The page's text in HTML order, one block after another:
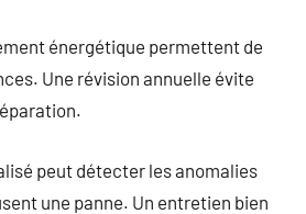
énergétique permettent de
Une révision annuelle évite
peut détecter les anomalies
une panne. Un entretien bien